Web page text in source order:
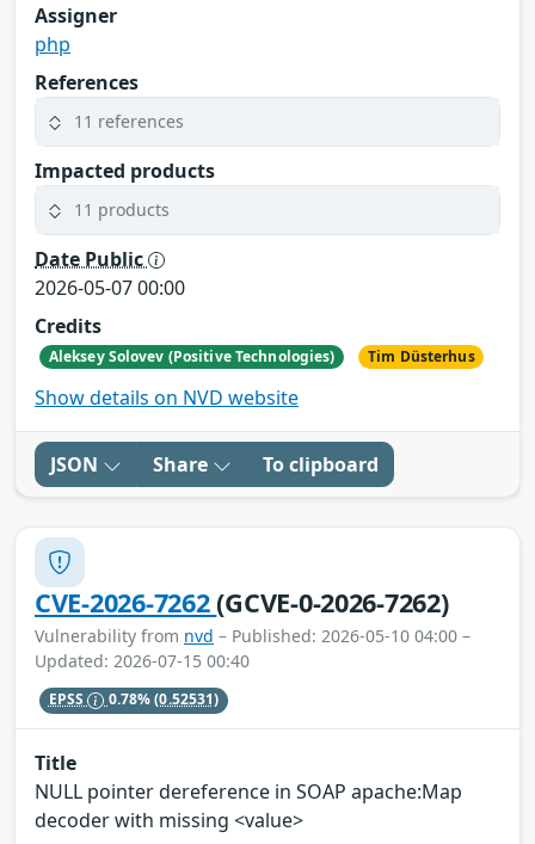
Assigner
php
References
11 references
Impacted products
11 products
Date Public
2026-05-07 00:00
Credits
Aleksey Solovev (Positive Technologies) Tim Düsterhus
Show details on NVD website
JSON Share To clipboard
CVE-2026-7262(GCVE-0-2026-7262)
Vulnerability from nvd – Published: 2026-05-10 04:00 –
Updated: 2026-07-15 00:40
EPSS 0.78%(0.52531)
Title
NULL pointer dereference in SOAP apache:Map
decoder with missing <value>